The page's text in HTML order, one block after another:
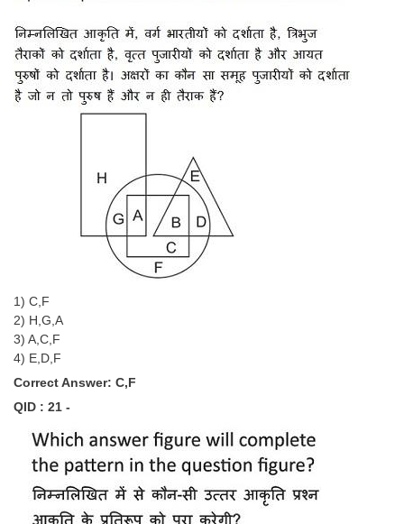
1) C,F
2) H,G,A
3) A,C,F
4) E,D,F
Correct Answer: C,F
QID : 21 -